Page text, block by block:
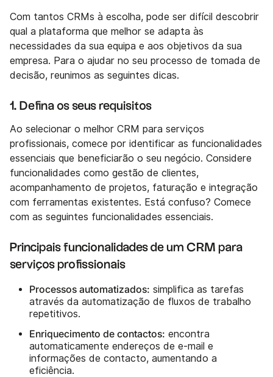
Com tantos CRMs à escolha, pode ser difícil descobrir
qual a plataforma que melhor se adapta às
necessidades da sua equipa e aos objetivos da sua
empresa. Para o ajudar no seu processo de tomada de
decisão, reunimos as seguintes dicas.
1. Defina os seus requisitos
Ao selecionar o melhor CRM para serviços
profissionais, comece por identificar as funcionalidades
essenciais que beneficiarão o seu negócio. Considere
funcionalidades como gestão de clientes,
acompanhamento de projetos, faturação e integração
com ferramentas existentes. Está confuso? Comece
com as seguintes funcionalidades essenciais.
Principais funcionalidades de um CRM para
serviços profissionais
Processos automatizados: simplifica as tarefas
através da automatização de fluxos de trabalho
repetitivos.
Enriquecimento de contactos: encontra
automaticamente endereços de e-mail e
informações de contacto, aumentando a
eficiência.